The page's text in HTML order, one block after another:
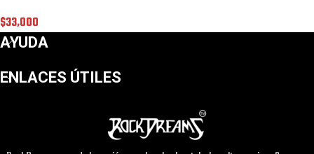
$33,000
AYUDA
ENLACES ÚTILES